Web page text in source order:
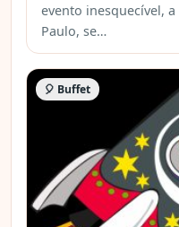
evento inesquecível,
Paulo, se…
🎈 Buffet